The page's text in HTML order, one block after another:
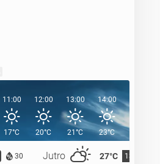
30 Jutro 27°C 13°C
11:00
17°C
12:00
20°C
13:00
21°C
14:00
23°C
15:00